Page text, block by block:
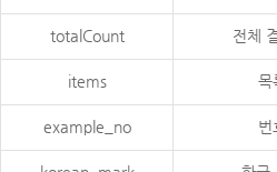
totalCount 전체
items 목
example_no 번